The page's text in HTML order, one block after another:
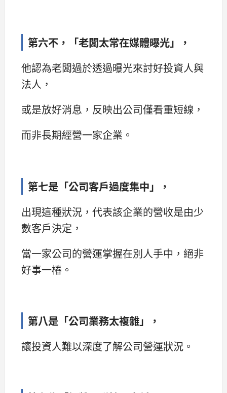
第六不，「老闆太常在媒體曝光」，
他認為老闆過於透過曝光來討好投資人與
法人，
或是放好消息，反映出公司僅看重短線，
而非長期經營一家企業。
第七是「公司客戶過度集中」，
出現這種狀況，代表該企業的營收是由少
數客戶決定，
當一家公司的營運掌握在別人手中，絕非
好事一樁。
第八是「公司業務太複雜」，
讓投資人難以深度了解公司營運狀況。